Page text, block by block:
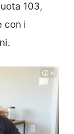
103,
con i